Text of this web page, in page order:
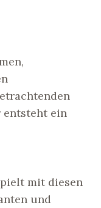
entsteht ein
mit diesen
und